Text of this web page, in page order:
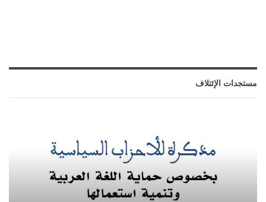
مستجدات الإئتلاف